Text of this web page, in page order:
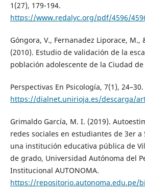
1(27), 179-194.
https://www.redalyc.org/pdf/4596/
Góngora, V., Fernanadez Liporace, M.,
(2010). Estudio de validación de la
población adolescente de la Ciudad de
Perspectivas En Psicología, 7(1), 24–30.
https://dialnet.unirioja.es/descarga/
Grimaldo García, M. I. (2019).
redes sociales en estudiantes de 3er
una institución educativa pública de
de grado, Universidad Autónoma del
Institucional AUTONOMA.
https://repositorio.autonoma.edu.pe/